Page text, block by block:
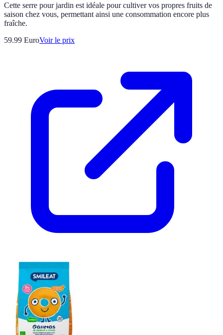
Cette serre pour jardin est idéale pour cultiver vos propres fruits de
saison chez vous, permettant ainsi une consommation encore plus
fraîche.
59.99 EuroVoir le prix